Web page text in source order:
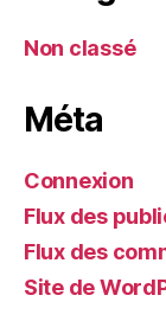
Non classé
Méta
Connexion
Flux des
Flux des
Site de